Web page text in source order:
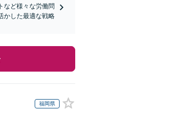
など様々な労働問
かした最適な戦略
福岡県